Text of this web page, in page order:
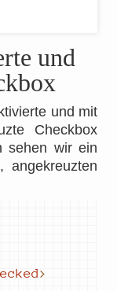
und
und mit
Checkbox
sehen wir ein
angekreuzten
>